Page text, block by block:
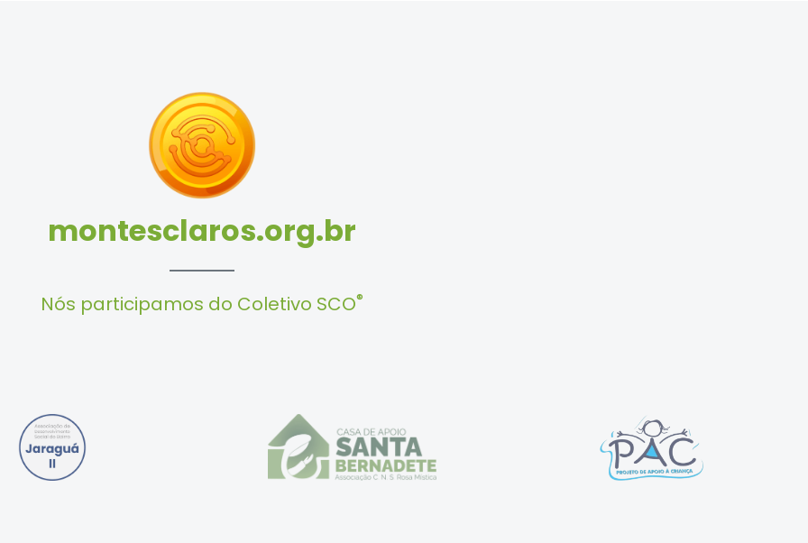
montesclaros.org.br
Nós participamos do Coletivo SCO®